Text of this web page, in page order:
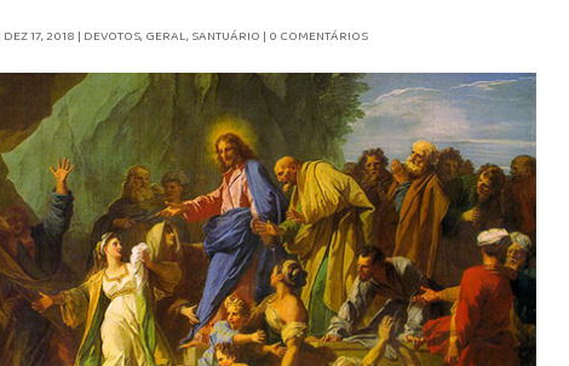
DEZ 17, 2018 | DEVOTOS,GERAL,SANTUÁRIO | 0 COMENTÁRIOS